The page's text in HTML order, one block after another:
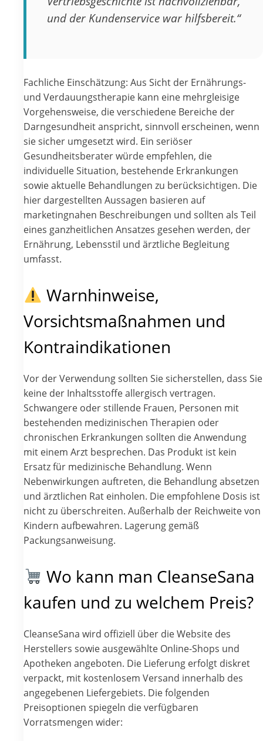
und der Kundenservice war hilfsbereit.“
Fachliche Einschätzung: Aus Sicht der Ernährungs-
und Verdauungstherapie kann eine mehrgleisige
Vorgehensweise, die verschiedene Bereiche der
Darngesundheit anspricht, sinnvoll erscheinen, wenn
sie sicher umgesetzt wird. Ein seriöser
Gesundheitsberater würde empfehlen, die
individuelle Situation, bestehende Erkrankungen
sowie aktuelle Behandlungen zu berücksichtigen. Die
hier dargestellten Aussagen basieren auf
marketingnahen Beschreibungen und sollten als Teil
eines ganzheitlichen Ansatzes gesehen werden, der
Ernährung, Lebensstil und ärztliche Begleitung
umfasst.
Warnhinweise,
Vorsichtsmaßnahmen und
Kontraindikationen
Vor der Verwendung sollten Sie sicherstellen, dass Sie
keine der Inhaltsstoffe allergisch vertragen.
Schwangere oder stillende Frauen, Personen mit
bestehenden medizinischen Therapien oder
chronischen Erkrankungen sollten die Anwendung
mit einem Arzt besprechen. Das Produkt ist kein
Ersatz für medizinische Behandlung. Wenn
Nebenwirkungen auftreten, die Behandlung absetzen
und ärztlichen Rat einholen. Die empfohlene Dosis ist
nicht zu überschreiten. Außerhalb der Reichweite von
Kindern aufbewahren. Lagerung gemäß
Packungsanweisung.
Wo kann man CleanseSana
kaufen und zu welchem Preis?
CleanseSana wird offiziell über die Website des
Herstellers sowie ausgewählte Online-Shops und
Apotheken angeboten. Die Lieferung erfolgt diskret
verpackt, mit kostenlosem Versand innerhalb des
angegebenen Liefergebiets. Die folgenden
Preisoptionen spiegeln die verfügbaren
Vorratsmengen wider: